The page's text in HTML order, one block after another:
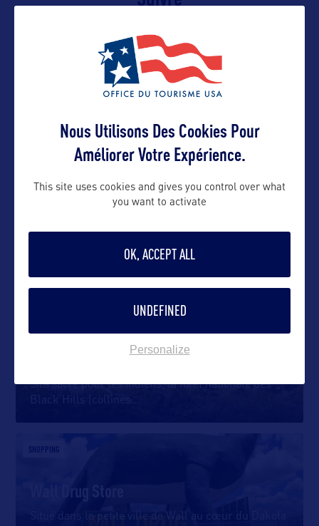
VOIR LE SITE
DANS LA MÊME CATEGORIE
Site sacré pour les indiens, la forêt nationale des
Black Hills (collines
SHOPPING
Wall Drug Store
Situé dans la petite ville de Wall au cœur du Dakota
Nous Utilisons Des Cookies Pour
Améliorer Votre Expérience.
This site uses cookies and gives you control over what
you want to activate
OK, ACCEPT ALL
UNDEFINED
Personalize